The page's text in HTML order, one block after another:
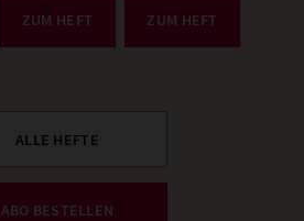
ZUM HEFT ZUM HEFT
ALLE HEFTE
ABO BESTELLEN